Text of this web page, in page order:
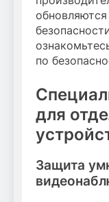
по
для
Защита